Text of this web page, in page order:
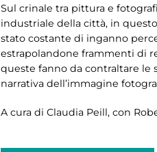
Sul crinale tra pittura e
industriale della città, in
stato costante di inganno
estrapolandone frammenti di
queste fanno da contraltare le
narrativa dell’immagine
A cura di Claudia Peill, con